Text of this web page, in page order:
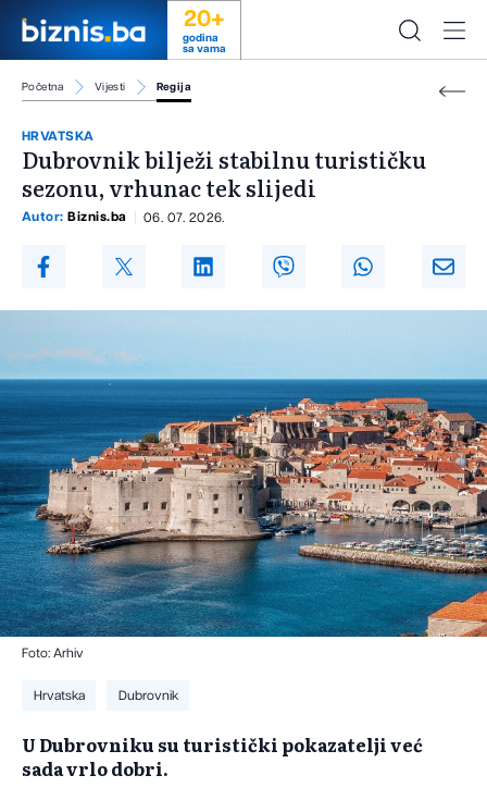
20+
godina
sa vama
Početna Vijesti Regija
HRVATSKA
Dubrovnik bilježi stabilnu turističku
sezonu, vrhunac tek slijedi
Autor: Biznis.ba 06. 07. 2026.
Foto: Arhiv
Hrvatska Dubrovnik
U Dubrovniku su turistički pokazatelji već
sada vrlo dobri.